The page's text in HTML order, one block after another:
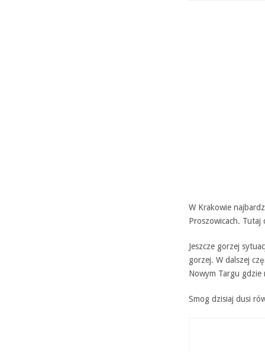
W Krakowie
Proszowicach. Tutaj
Jeszcze gorzej
gorzej. W dalszej
Nowym Targu
Smog dzisiaj dusi